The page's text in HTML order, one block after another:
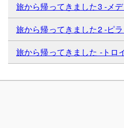
旅から帰ってきました3 -メ
旅から帰ってきました2 -ピ
旅から帰ってきました -トロ